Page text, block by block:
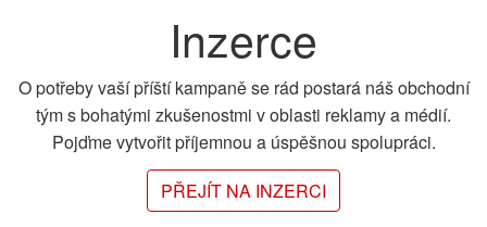
Inzerce
O potřeby vaší příští kampaně se rád postará náš obchodní
tým s bohatými zkušenostmi v oblasti reklamy a médií.
Pojďme vytvořit příjemnou a úspěšnou spolupráci.
PŘEJÍT NA INZERCI